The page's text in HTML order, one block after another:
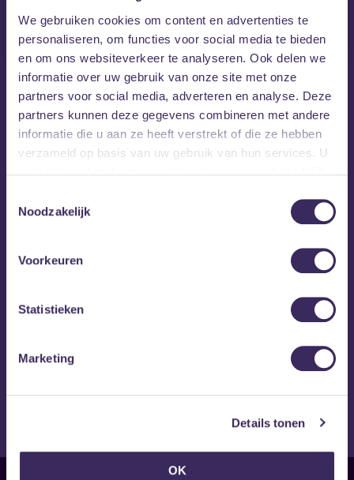
We gebruiken cookies om content en advertenties te
personaliseren, om functies voor social media te bieden
en om ons websiteverkeer te analyseren. Ook delen we
informatie over uw gebruik van onze site met onze
partners voor social media, adverteren en analyse. Deze
partners kunnen deze gegevens combineren met andere
informatie die u aan ze heeft verstrekt of die ze hebben
verzameld op basis van uw gebruik van hun services. U
Noodzakelijk
Voorkeuren
Statistieken
Marketing
Details tonen
OK
€7,50 per team
Dit evenement is verlopen
Dit evenement heeft al plaatsgevonden! Misschien is dit
iets voor jou?
Vind gerelateerde evenementen
grappige en breinbrekende vragen voor de muziekfreak,
het randje, maar altijd bedoeld om te entertainen!